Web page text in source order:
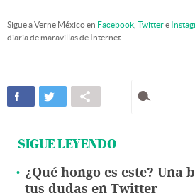
Sigue a Verne México en Facebook Twittere
diaria de maravillas de Internet.
SIGUE LEYENDO
¿Qué hongo es este? Una
tus dudas en Twitter